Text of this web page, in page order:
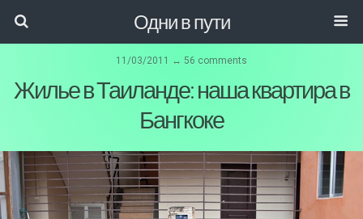
Одни в пути
11/03/2011 ↔ 56 comments
Жилье в Таиланде: наша квартира в
Бангкоке